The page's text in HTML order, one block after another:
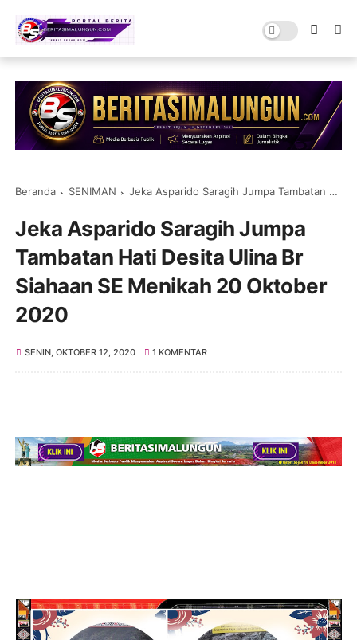
Beranda SENIMAN Jeka Asparido Saragih Jumpa Tambatan Hati Desita Ulina Br Siahaan SE Menikah 20 Oktober 2020
Jeka Asparido Saragih Jumpa
Tambatan Hati Desita Ulina Br
Siahaan SE Menikah 20 Oktober
2020
SENIN, OKTOBER 12, 2020 1 KOMENTAR